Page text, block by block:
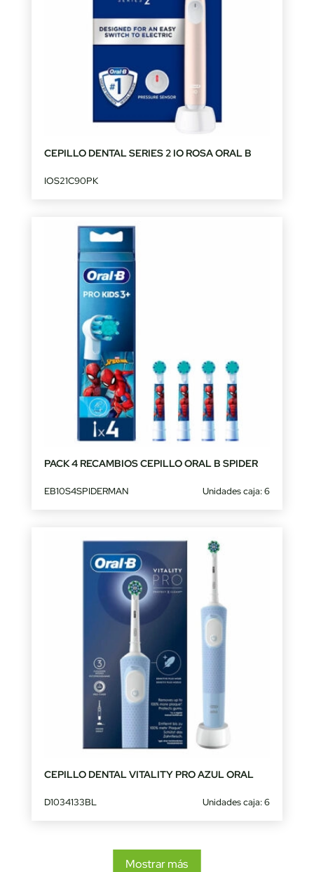
CEPILLO DENTAL SERIES 2 IO ROSA ORAL B
IOS21C90PK
PACK 4 RECAMBIOS CEPILLO ORAL B SPIDER
EB10S4SPIDERMAN Unidades caja: 6
CEPILLO DENTAL VITALITY PRO AZUL ORAL
D1034133BL Unidades caja: 6
Mostrar más